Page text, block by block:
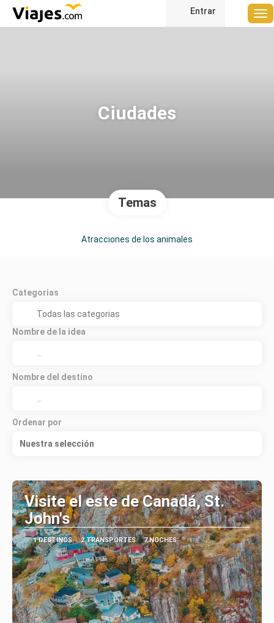
Entrar
Ciudades
Temas
Atracciones de los animales
Categorias
Nombre de la idea
Nombre del destino
Ordenar por
Nuestra selección
Visite el este de Canadá, St.
John's
1 DESTINOS 2 TRANSPORTES 7 NOCHES